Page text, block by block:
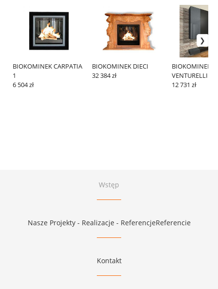
BIOKOMINEK CARPATIA
1
6 504 zł
BIOKOMINEK DIECI
32 384 zł
BIOKOMINEK
VENTURELLI 1
12 731 zł
Wstęp
Nasze Projekty - Realizacje - ReferencjeReferencie
Kontakt